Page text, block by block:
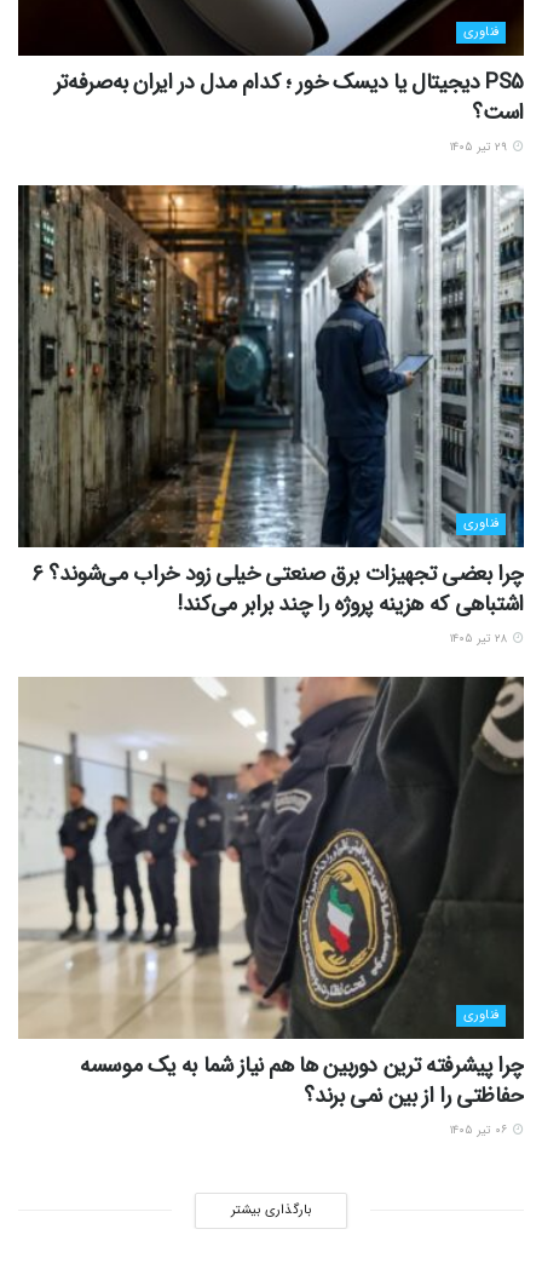
فناوری
PS5 دیجیتال یا دیسک خور ؛ کدام مدل در ایران به‌صرفه‌تر
است؟
فناوری
چرا بعضی تجهیزات برق صنعتی خیلی زود خراب می‌شوند؟ ۶
اشتباهی که هزینه پروژه را چند برابر می‌کند!
فناوری
چرا پیشرفته ترین دوربین ها هم نیاز شما به یک موسسه
حفاظتی را از بین نمی برند؟
بارگذاری بیشتر